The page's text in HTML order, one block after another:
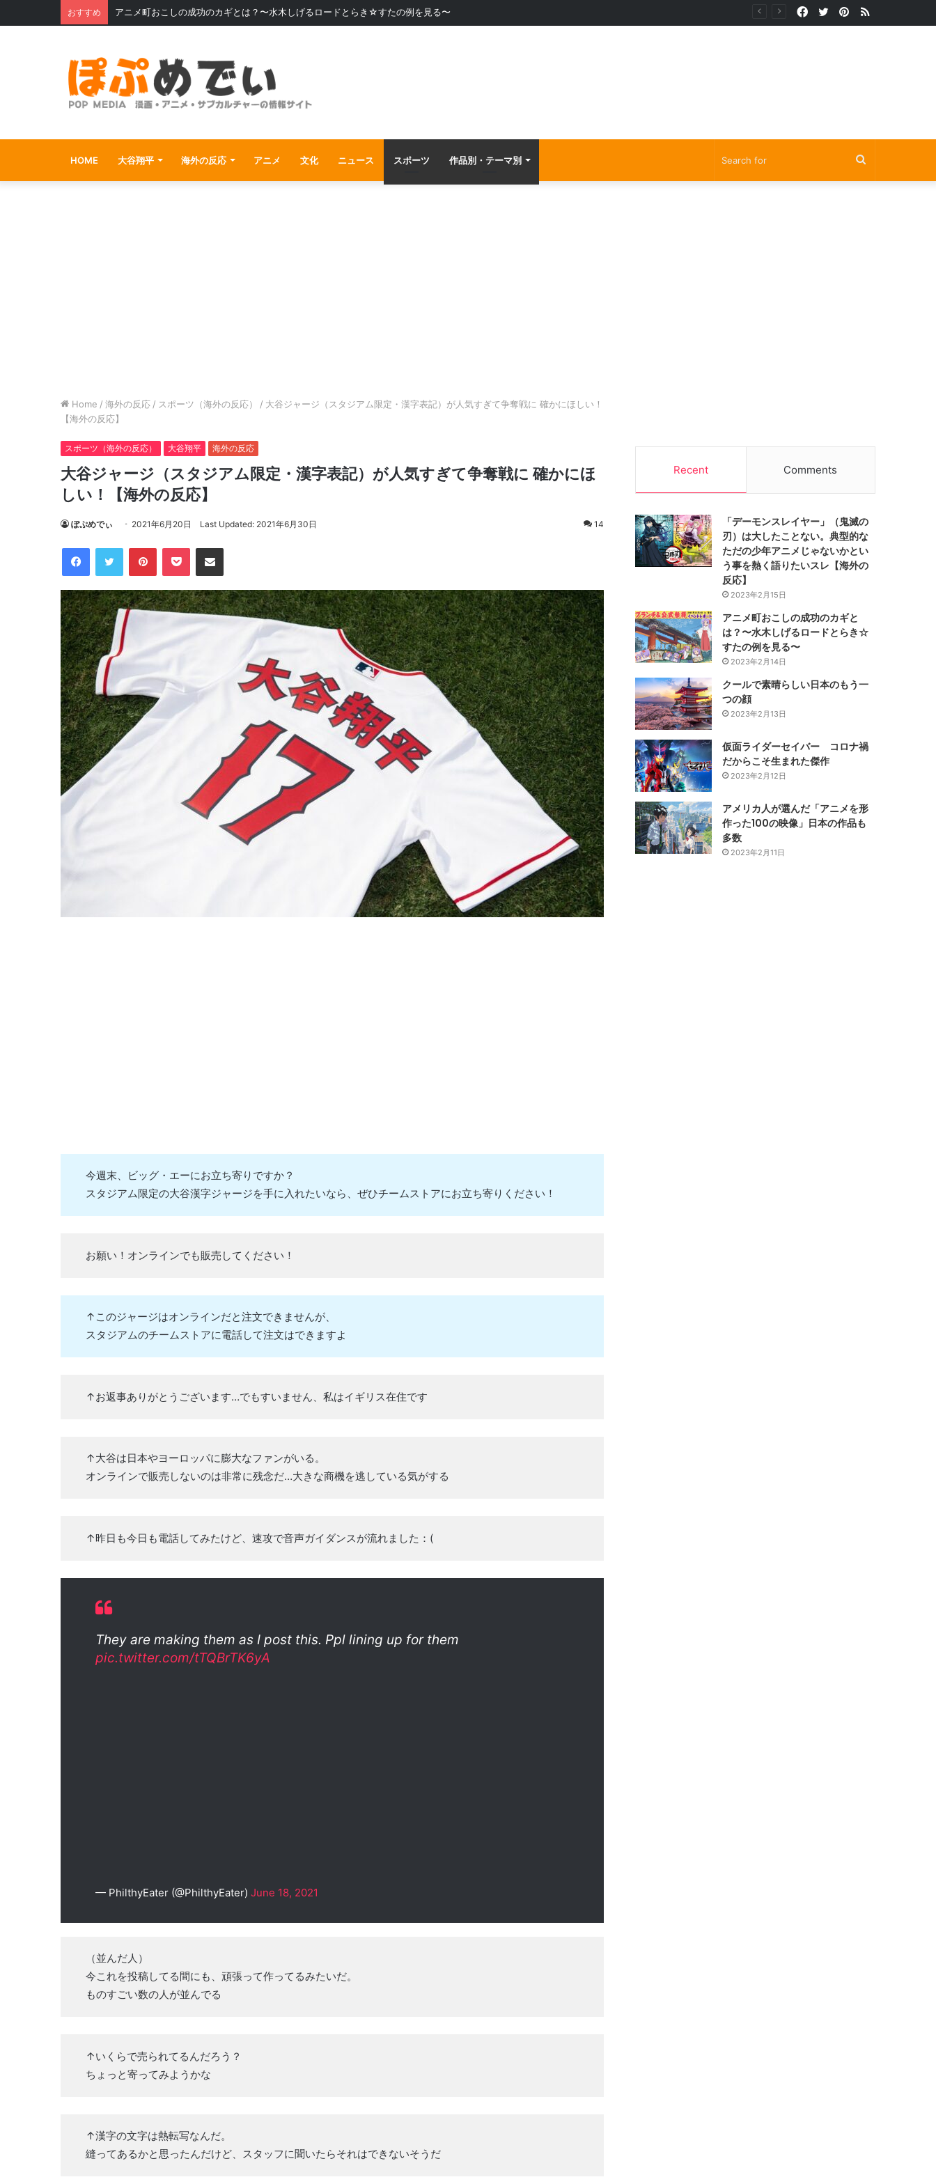
おすすめ アニメ町おこしの成功のカギとは？〜水木しげるロードとらき☆すたの例を見る〜 RSS
Pinterest
Twitter
Facebook
HOME 大谷翔平 海外の反応 アニメ 文化 ニュース スポーツ 作品別・テーマ別
Home / 海外の反応 / スポーツ（海外の反応） / 大谷ジャージ（スタジアム限定・漢字表記）が人気すぎて争奪戦に 確かにほしい！
【海外の反応】
スポーツ（海外の反応） 大谷翔平 海外の反応
大谷ジャージ（スタジアム限定・漢字表記）が人気すぎて争奪戦に 確かにほ
しい！【海外の反応】
ぽぷめでぃ 2021年6月20日 Last Updated: 2021年6月30日 14
FacebookTwitter PinterestPocket Share via Email
今週末、ビッグ・エーにお立ち寄りですか？
スタジアム限定の大谷漢字ジャージを手に入れたいなら、ぜひチームストアにお立ち寄りください！
お願い！オンラインでも販売してください！
↑このジャージはオンラインだと注文できませんが、
スタジアムのチームストアに電話して注文はできますよ
↑お返事ありがとうございます…でもすいません、私はイギリス在住です
↑大谷は日本やヨーロッパに膨大なファンがいる。
オンラインで販売しないのは非常に残念だ…大きな商機を逃している気がする
↑昨日も今日も電話してみたけど、速攻で音声ガイダンスが流れました：(
They are making them as I post this. Ppl lining up for them
pic.twitter.com/tTQBrTK6yA
— PhilthyEater (@PhilthyEater) June 18, 2021
（並んだ人）
今これを投稿してる間にも、頑張って作ってるみたいだ。
ものすごい数の人が並んでる
↑いくらで売られてるんだろう？
ちょっと寄ってみようかな
↑漢字の文字は熱転写なんだ。
縫ってあるかと思ったんだけど、スタッフに聞いたらそれはできないそうだ
Recent Comments
「デーモンスレイヤー」（鬼滅の
刃）は大したことない。典型的な
ただの少年アニメじゃないかとい
う事を熱く語りたいスレ【海外の
反応】
2023年2月15日
アニメ町おこしの成功のカギと
は？〜水木しげるロードとらき☆
すたの例を見る〜
2023年2月14日
クールで素晴らしい日本のもう一
つの顔
2023年2月13日
仮面ライダーセイバー コロナ禍
だからこそ生まれた傑作
2023年2月12日
アメリカ人が選んだ「アニメを形
作った100の映像」日本の作品も
多数
2023年2月11日